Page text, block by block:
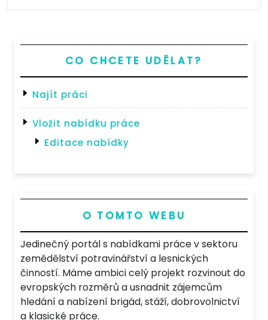
CO CHCETE UDĚLAT?
Najít práci
Vložit nabídku práce
Editace nabídky
O TOMTO WEBU
Jedinečný portál s nabídkami práce v sektoru
zemědělství potravinářství a lesnických
činností. Máme ambici celý projekt rozvinout do
evropských rozměrů a usnadnit zájemcům
hledání a nabízení brigád, stáží, dobrovolnictví
a klasické práce.